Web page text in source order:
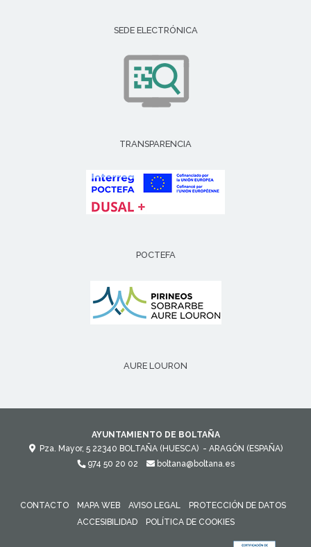
SEDE ELECTRÓNICA
TRANSPARENCIA
POCTEFA
AURE LOURON
AYUNTAMIENTO DE BOLTAÑA
Pza. Mayor, 5 22340 BOLTAÑA (HUESCA) - ARAGÓN (ESPAÑA)
974 50 20 02
boltana@boltana.es
CONTACTO MAPA WEB AVISO LEGAL
PROTECCIÓN DE DATOS
ACCESIBILIDAD
POLÍTICA DE COOKIES